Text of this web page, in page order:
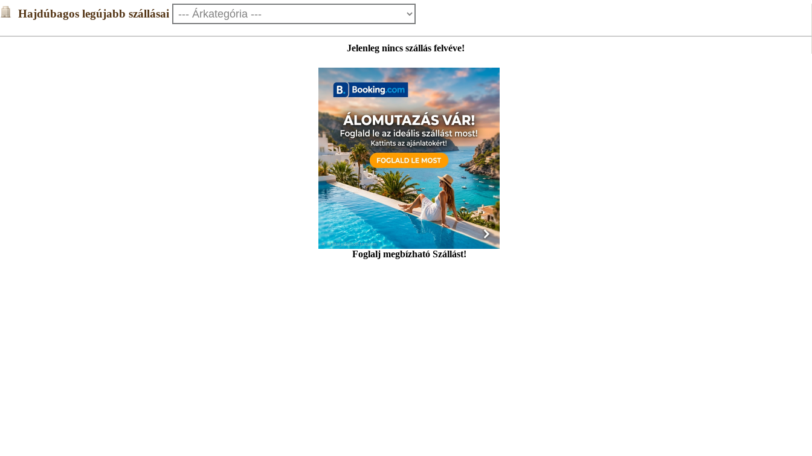
Hajdúbagos legújabb szállásai
Jelenleg nincs szállás felvéve!
Foglalj megbízható Szállást!